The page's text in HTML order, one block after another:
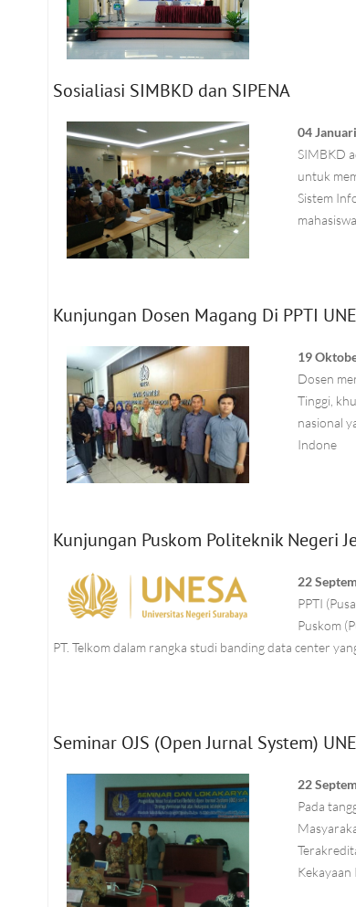
Sosialiasi SIMBKD dan SIPENA
04
SIMBKD
untuk
Sistem
mahasiswa
Kunjungan Dosen Magang Di PPTI
19
Dosen
Tinggi,
nasional
Indone
Kunjungan Puskom Politeknik Negeri
22
PPTI
Puskom
PT. Telkom dalam rangka studi banding data center
Seminar OJS (Open Jurnal System)
22
Pada